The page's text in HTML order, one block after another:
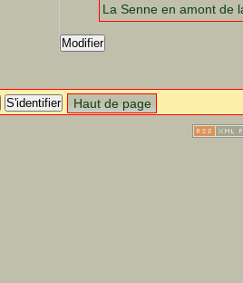
La Senne en amont de
Modifier
S'identifier Haut de page